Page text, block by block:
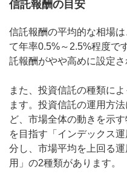
信託報酬の目安
信託報酬の平均的な相場
て年率0.5%～2.5%程度で
託報酬がやや高めに設定
また、投資信託の種類に
ます。投資信託の運用方
ど、市場全体の動きを示
を目指す「インデックス
分し、市場平均を上回る
用」の2種類があります。